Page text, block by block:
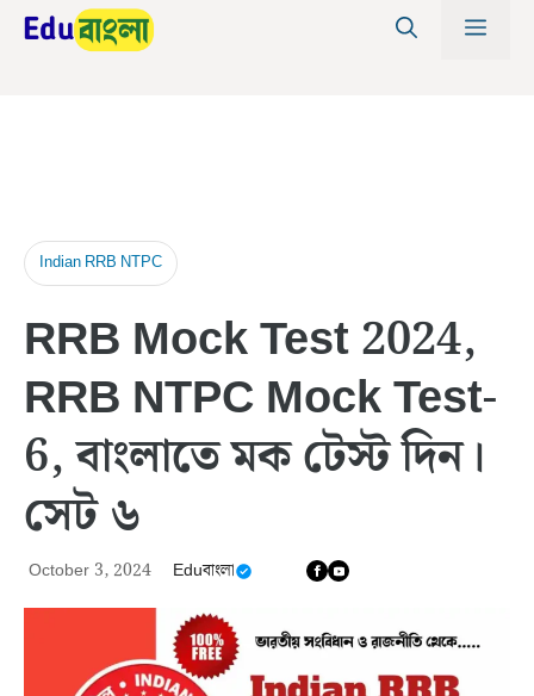
Skip
Indian RRB NTPC
RRB Mock Test 2024,
RRB NTPC Mock Test-
6, বাংলাতে মক টেস্ট দিন।
সেট ৬
October 3, 2024 Eduবাংলা